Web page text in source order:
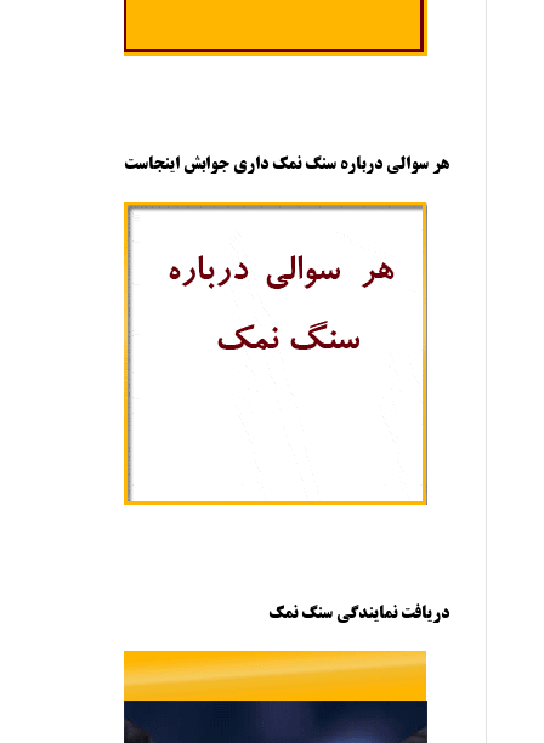
هر سوالی درباره سنگ نمک داری جوابش اینجاست
دریافت نمایندگی سنگ نمک